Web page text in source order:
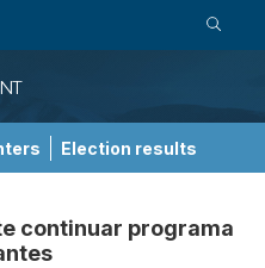
Election results
continuar programa